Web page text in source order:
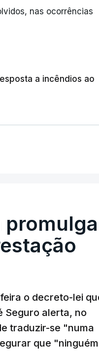
nas ocorrências
a incêndios ao
promulga
o decreto-lei
Seguro alerta, no
traduzir-se "numa
que